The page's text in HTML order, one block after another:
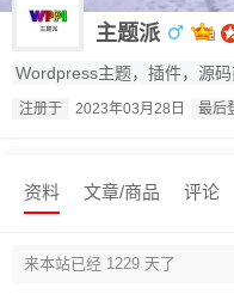
主题派
Wordpress主题，插件，源
注册于 2023年03月28日 最后
资料 文章/商品 评论
来本站已经 1229 天了